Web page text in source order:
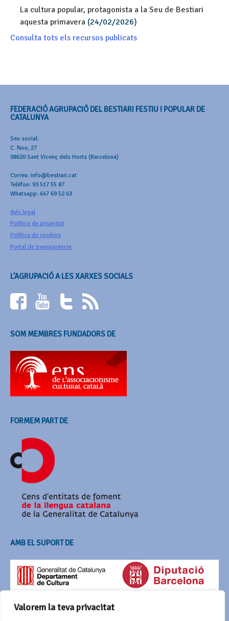
Valorem la teva privacitat
La cultura popular, protagonista a la Seu de Bestiari
aquesta primavera (24/02/2026)
Consulta tots els recursos publicats
FEDERACIÓ AGRUPACIÓ DEL BESTIARI FESTIU I POPULAR DE
CATALUNYA
Seu social:
C. Nou, 27
08620 Sant Vicenç dels Horts (Barcelona)
Correu: info@bestiari.cat
Telèfon: 93 517 55 87
Whatsapp: 647 69 52 63
Avís legal
Política de privacitat
Política de cookies
Portal de transparència
L’AGRUPACIÓ A LES XARXES SOCIALS
SOM MEMBRES FUNDADORS DE
FORMEM PART DE
AMB EL SUPORT DE